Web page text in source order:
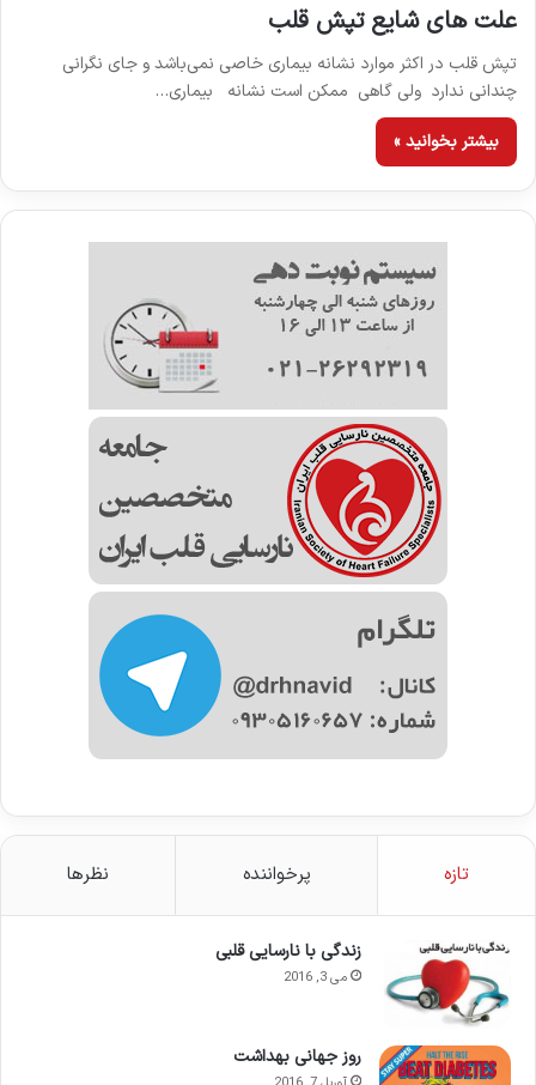
علت های شایع تپش قلب
تپش قلب در اکثر موارد نشانه بیماری خاصی نمی‌باشد و جای نگرانی
چندانی ندارد ولی گاهی ممکن است نشانه بیماری…
بیشتر بخوانید »
تازه پرخواننده نظرها
زندگی با نارسایی قلبی
می 3, 2016
روز جهانی بهداشت